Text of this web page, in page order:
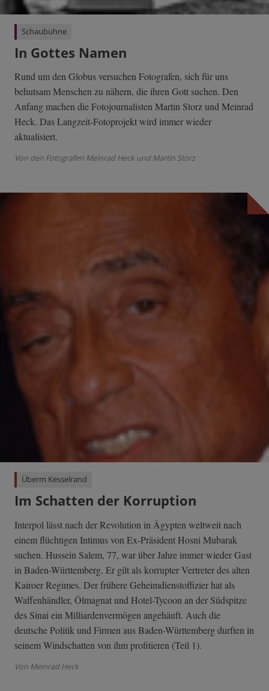
Schaubühne
In Gottes Namen
Rund um den Globus versuchen Fotografen, sich für uns
behutsam Menschen zu nähern, die ihren Gott suchen. Den
Anfang machen die Fotojournalisten Martin Storz und Meinrad
Heck. Das Langzeit-Fotoprojekt wird immer wieder
aktualisiert.
Von den Fotografen Meinrad Heck und Martin Storz
Überm Kesselrand
Im Schatten der Korruption
Interpol lässt nach der Revolution in Ägypten weltweit nach
einem flüchtigen Intimus von Ex-Präsident Hosni Mubarak
suchen. Hussein Salem, 77, war über Jahre immer wieder Gast
in Baden-Württemberg. Er gilt als korrupter Vertreter des alten
Kairoer Regimes. Der frühere Geheimdienstoffizier hat als
Waffenhändler, Ölmagnat und Hotel-Tycoon an der Südspitze
des Sinai ein Milliardenvermögen angehäuft. Auch die
deutsche Politik und Firmen aus Baden-Württemberg durften in
seinem Windschatten von ihm profitieren (Teil 1).
Von Meinrad Heck